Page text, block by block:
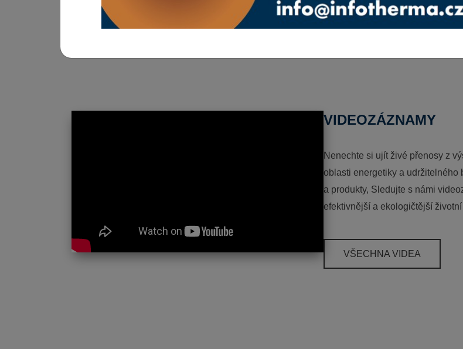
REGISTRACE
VIDEOZÁZNAMY
Nenechte si ujít živé přenosy z
oblasti energetiky a
a produkty, Sledujte s námi
efektivnější a ekologičtější životní
VŠECHNA VIDEA